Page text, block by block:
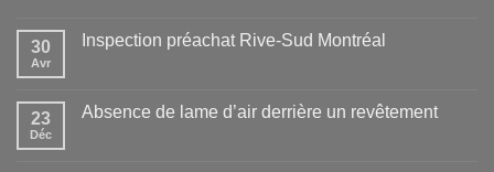
30
Avr
Inspection préachat Rive-Sud Montréal
23
Déc
Absence de lame d’air derrière un revêtement